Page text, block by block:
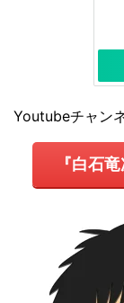
Youtubeチャン
『白石